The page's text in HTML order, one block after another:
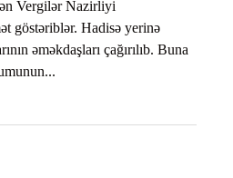
Vergilər Nazirliyi
göstəriblər. Hadisə yerinə
əməkdaşları çağırılıb. Buna